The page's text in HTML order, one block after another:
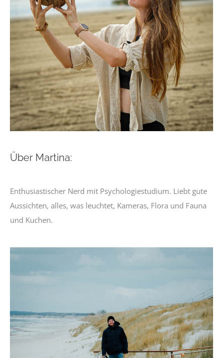
Über Martina:
Enthusiastischer Nerd mit Psychologiestudium. Liebt gute
Aussichten, alles, was leuchtet, Kameras, Flora und Fauna
und Kuchen.